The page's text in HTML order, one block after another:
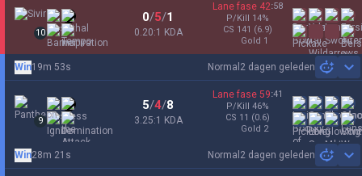
10
0/5/1
0.20:1 KDA
Lane fase 42:58
P/Kill 14%
CS 141 (6.9)
gold 1
Normal 2 dagen geleden
Win19m 53s
9
5/4/8
3.25:1 KDA
Lane fase 59:41
P/Kill 46%
CS 11 (0.6)
gold 2
Normal 2 dagen geleden
Win28m 21s